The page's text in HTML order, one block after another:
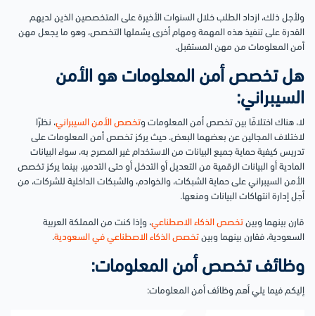
ولأجل ذلك، ازداد الطلب خلال السنوات الأخيرة على المتخصصين الذين لديهم
القدرة على تنفيذ هذه المهمة ومهام أخرى يشملها التخصص، وهو ما يجعل مهن
أمن المعلومات من مهن المستقبل.
هل تخصص أمن المعلومات هو الأمن
السيبراني:
لا، هناك اختلافًا بين تخصص أمن المعلومات وتخصص الأمن السيبراني، نظرًا
لاختلاف المجالين عن بعضهما البعض. حيث يركز تخصص أمن المعلومات على
تدريس كيفية حماية جميع البيانات من الاستخدام غير المصرح به، سواء البيانات
المادية أو البيانات الرقمية من التعديل أو التدخل أو حتى التدمير، بينما يركز تخصص
الأمن السيبراني على حماية الشبكات، والخوادم، والشبكات الداخلية للشركات، من
أجل إدارة انتهاكات البيانات ومنعها.
قارن بينهما وبين تخصص الذكاء الاصطناعي، وإذا كنت من المملكة العربية
السعودية، فقارن بينهما وبين تخصص الذكاء الاصطناعي في السعودية.
وظائف تخصص أمن المعلومات:
إليكم فيما يلي أهم وظائف أمن المعلومات: